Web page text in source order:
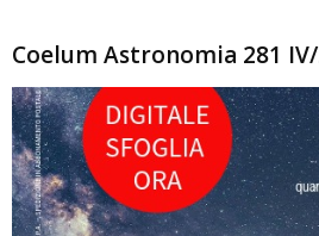
Coelum Astronomia 281